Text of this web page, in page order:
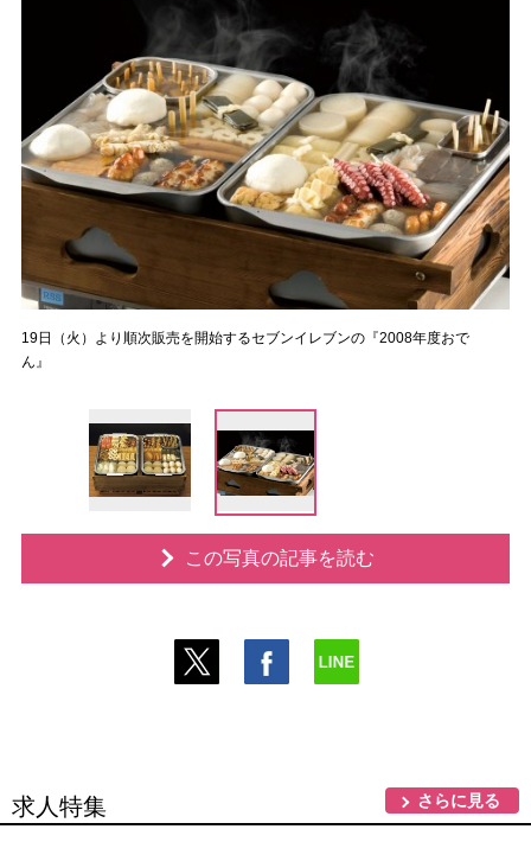
19日（火）より順次販売を開始するセブンイレブンの『2008年度おで
ん』
この写真の記事を読む
求人特集 さらに見る